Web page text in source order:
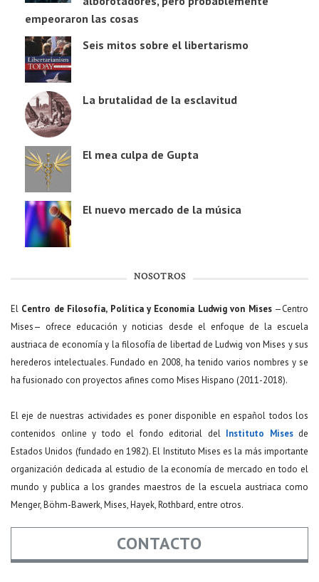
empeoraron las cosas
Seis mitos sobre el libertarismo
La brutalidad de la esclavitud
El mea culpa de Gupta
El nuevo mercado de la música
NOSOTROS
El Centro de Filosofía, Política y Economía Ludwig von Mises—Centro
Mises— ofrece educación y noticias desde el enfoque de la escuela
austriaca de economía y la filosofía de libertad de Ludwig von Mises y sus
herederos intelectuales. Fundado en 2008, ha tenido varios nombres y se
ha fusionado con proyectos afines como Mises Hispano (2011-2018).
El eje de nuestras actividades es poner disponible en español todos los
contenidos online y todo el fondo editorial del Instituto Misesde
Estados Unidos (fundado en 1982). El Instituto Mises es la más importante
organización dedicada al estudio de la economía de mercado en todo el
mundo y publica a los grandes maestros de la escuela austriaca como
Menger, Böhm-Bawerk, Mises, Hayek, Rothbard, entre otros.
CONTACTO